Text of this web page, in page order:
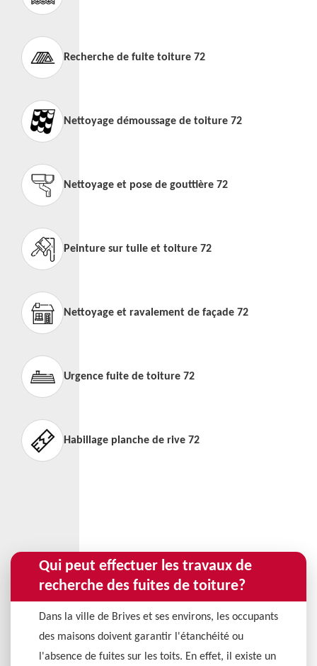
Recherche de fuite toiture 72
Nettoyage démoussage de toiture 72
Nettoyage et pose de gouttière 72
Peinture sur tuile et toiture 72
Nettoyage et ravalement de façade 72
Urgence fuite de toiture 72
Habillage planche de rive 72
Qui peut effectuer les travaux de
recherche des fuites de toiture?
Dans la ville de Brives et ses environs, les occupants
des maisons doivent garantir l'étanchéité ou
l'absence de fuites sur les toits. En effet, il existe un